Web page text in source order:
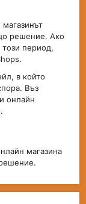
решение. Ако
период,
в който
Въз
онлайн
магазина